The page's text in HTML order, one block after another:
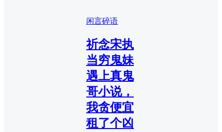
闲言碎语
祈念宋执
当穷鬼妹
遇上真鬼
哥小说，
我贪便宜
租了个凶